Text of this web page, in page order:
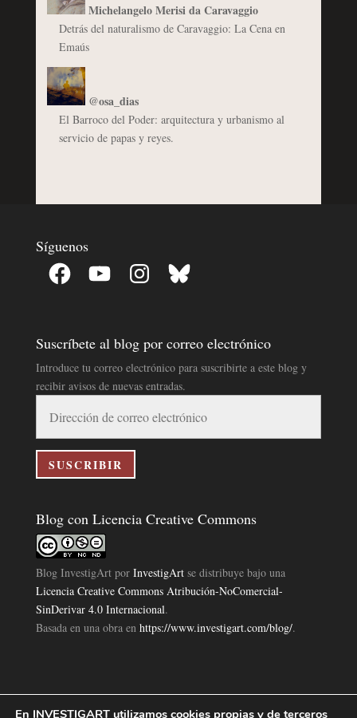
Michelangelo Merisi da Caravaggio
Detrás del naturalismo de Caravaggio: La Cena en
Emaús
@osa_dias
El Barroco del Poder: arquitectura y urbanismo al
servicio de papas y reyes.
Síguenos
Facebook YouTube InstagramBluesky
Suscríbete al blog por correo electrónico
Introduce tu correo electrónico para suscribirte a este blog y
recibir avisos de nuevas entradas.
correo
electrónico
SUSCRIBIR
Blog con Licencia Creative Commons
Blog InvestigArtpor InvestigArtse distribuye bajo una
Licencia Creative Commons Atribución-NoComercial-
SinDerivar 4.0 Internacional.
Basada en una obra en https://www.investigart.com/blog/.
En INVESTIGART utilizamos cookies propias y de terceros